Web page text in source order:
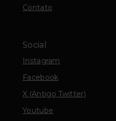
Contato
Social
Instagram
Facebook
X (Antigo Twitter)
Youtube